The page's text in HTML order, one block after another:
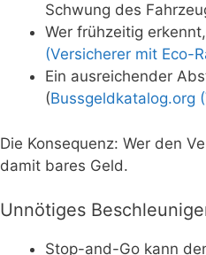
Schwung des
Wer frühzeitig
(Versicherer mit Eco-
Ein ausreichender
(Bussgeldkatalog.org
Die Konsequenz: Wer den
damit bares Geld.
Unnötiges
Stop-and-Go kann